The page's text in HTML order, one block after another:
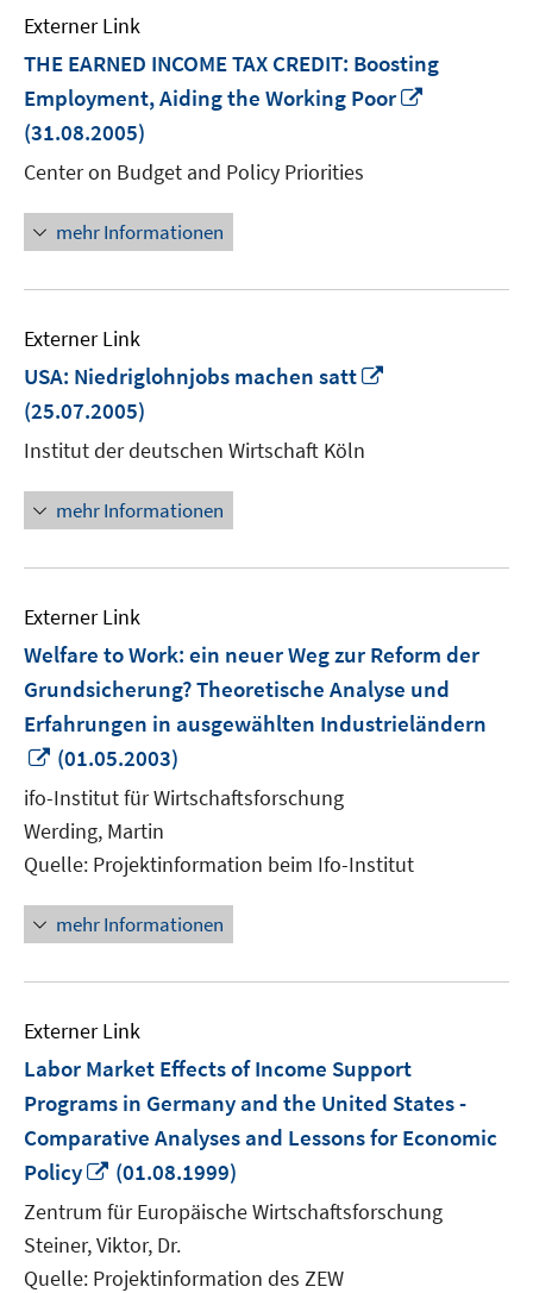
Externer Link
THE EARNED INCOME TAX CREDIT: Boosting
Employment, Aiding the Working Poor
(31.08.2005)
Center on Budget and Policy Priorities
mehr Informationen
Externer Link
USA: Niedriglohnjobs machen satt
(25.07.2005)
Institut der deutschen Wirtschaft Köln
mehr Informationen
Externer Link
Welfare to Work: ein neuer Weg zur Reform der
Grundsicherung? Theoretische Analyse und
Erfahrungen in ausgewählten Industrieländern
In
neuem
Fenster
öffnen
(01.05.2003)
ifo-Institut für Wirtschaftsforschung
Werding, Martin
Quelle: Projektinformation beim Ifo-Institut
mehr Informationen
Externer Link
Labor Market Effects of Income Support
Programs in Germany and the United States -
Comparative Analyses and Lessons for Economic
Policy
In
neuem
Fenster
öffnen
(01.08.1999)
Zentrum für Europäische Wirtschaftsforschung
Steiner, Viktor, Dr.
Quelle: Projektinformation des ZEW